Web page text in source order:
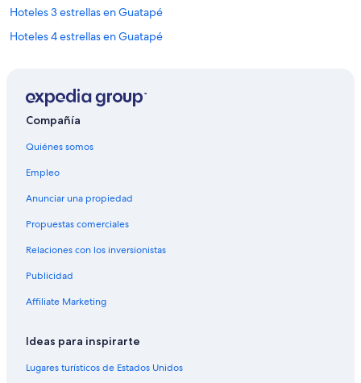
Hoteles 3 estrellas en Guatapé
Hoteles 4 estrellas en Guatapé
B&B en Guatapé
Casas de campo en Guatapé
Casas de huéspedes en Guatapé
Casas flotantes en Guatapé
Casas rurales en Guatapé
Centros vacacionales en Guatapé
Chalets en Guatapé
Condominios en Guatapé
Apartamentos en Guatapé
Compañía
Quiénes somos
Empleo
Anunciar una propiedad
Propuestas comerciales
Relaciones con los inversionistas
Publicidad
Affiliate Marketing
Ideas para inspirarte
Lugares turísticos de Estados Unidos